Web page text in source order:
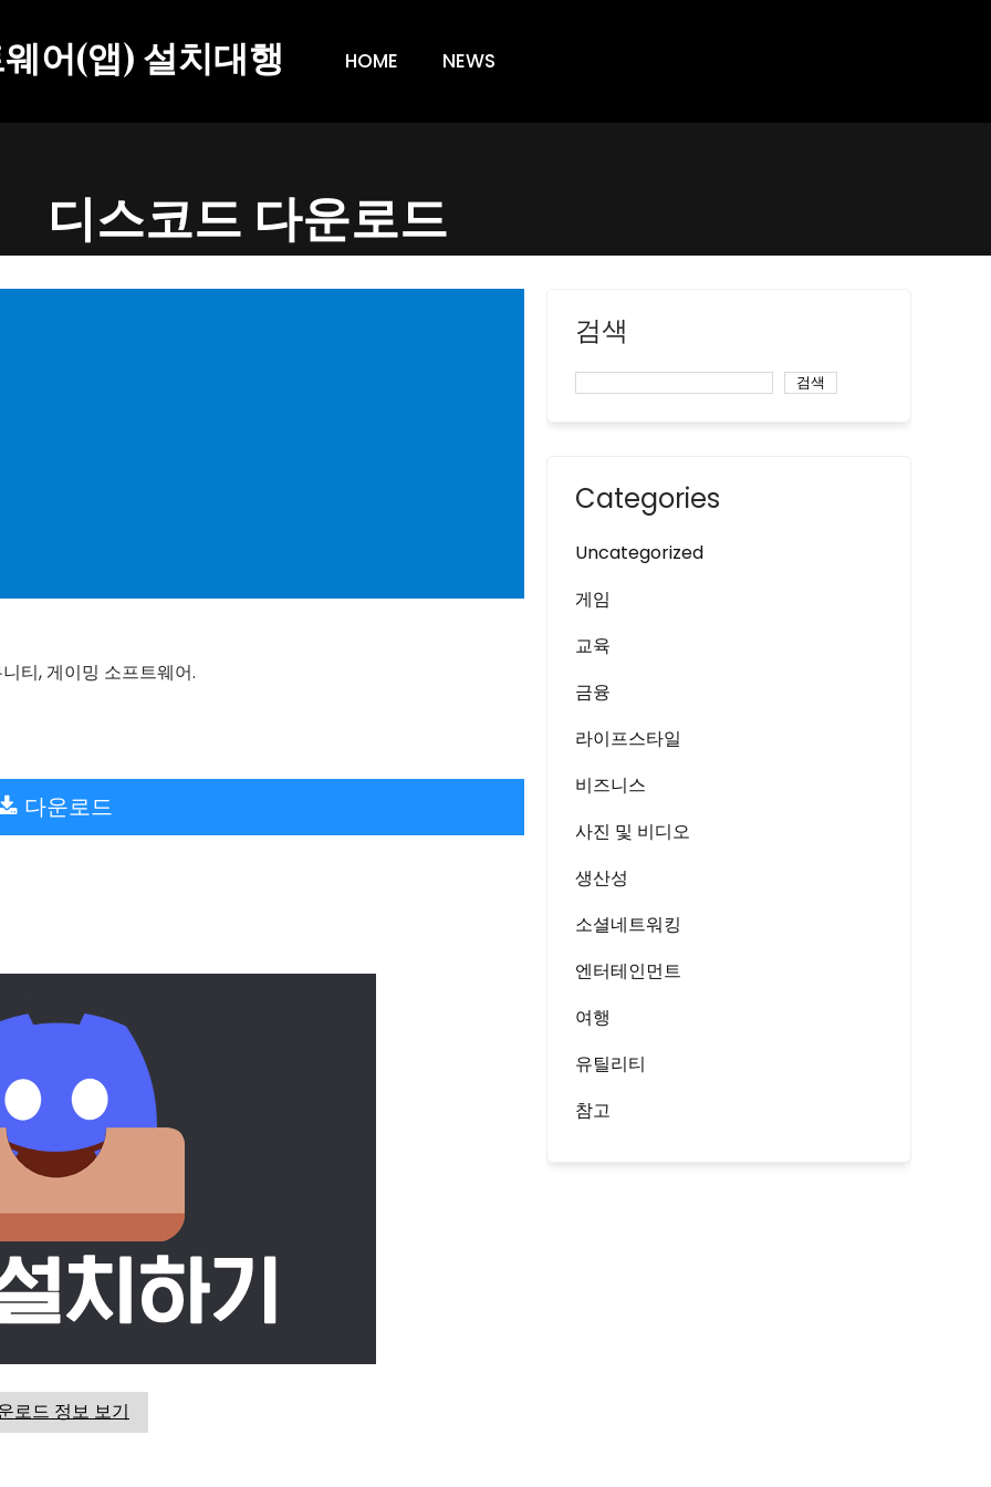
어(앱) 설치대행 HOME NEWS
디스코드 다운로드
티, 게이밍 소프트웨어.
다운로드
로드 정보 보기
검색
검색
Categories
Uncategorized
게임
교육
금융
라이프스타일
비즈니스
사진 및 비디오
생산성
소셜네트워킹
엔터테인먼트
여행
유틸리티
참고